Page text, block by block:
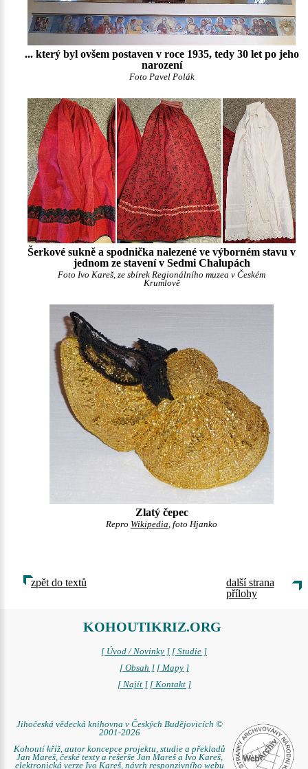
... který byl ovšem postaven v roce 1935, tedy 30 let po jeho
narození
Foto Pavel Polák
Šerkové sukně a spodnička nalezené ve výborném stavu v
jednom ze stavení v Sedmi Chalupách
Foto Ivo Kareš, ze sbírek Regionálního muzea v Českém
Krumlově
Zlatý čepec
Repro Wikipedia, foto Hjanko
zpět do textů
další strana
přílohy
KOHOUTIKRIZ.ORG
[ Úvod / Novinky ] [ Studie ]
[ Obsah ] [ Mapy ]
[ Najít ] [ Kontakt ]
Jihočeská vědecká knihovna v Českých Budějovicích ©
2001-2026
Kohoutí kříž, autor koncepce projektu, studie a překladů
Jan Mareš, české texty a rešerše Jan Mareš a Ivo Kareš,
elektronická verze Ivo Kareš, návrh responzivního webu